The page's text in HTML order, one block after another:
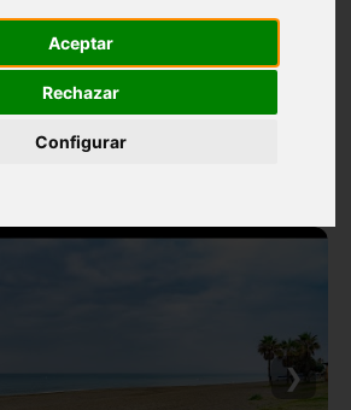
Aceptar
Rechazar
Configurar
nacional e internacional, caro y barato
❯